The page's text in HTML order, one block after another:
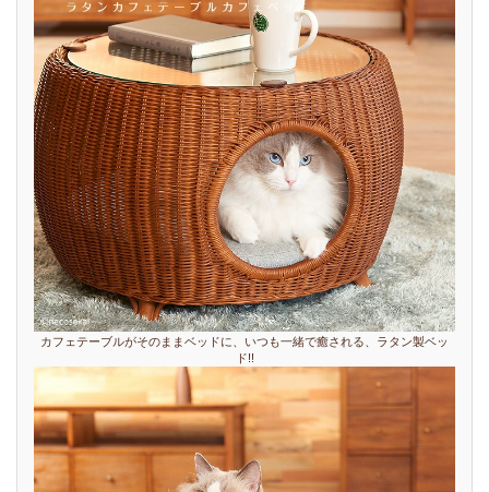
カフェテーブルがそのままベッドに、いつも一緒で癒される、ラタン製ベッ
ド!!